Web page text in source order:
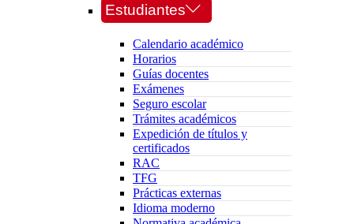
Estudiantes
Calendario académico
Horarios
Guías docentes
Exámenes
Seguro escolar
Trámites académicos
Expedición de títulos y
certificados
RAC
TFG
Prácticas externas
Idioma moderno